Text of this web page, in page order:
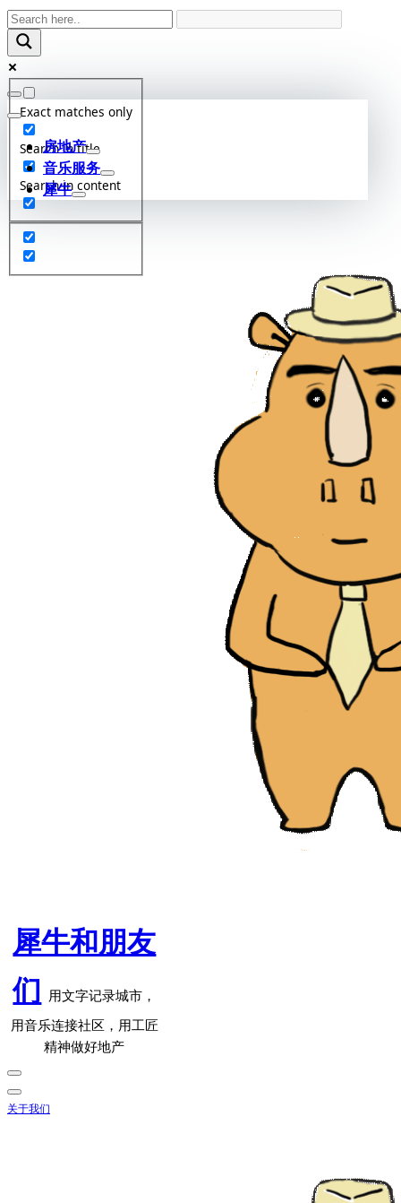
Skip
to
content
Exact matches only
Search in title
Search in content
房地产
音乐服务
犀牛
犀牛和朋友
们 用文字记录城市，
用音乐连接社区，用工匠
精神做好地产
关于我们